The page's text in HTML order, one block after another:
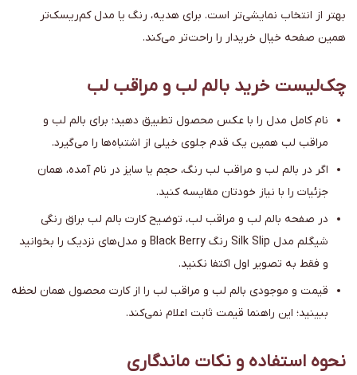
بهتر از انتخاب نمایشی‌تر است. برای هدیه، رنگ یا مدل کم‌ریسک‌تر
همین صفحه خیال خریدار را راحت‌تر می‌کند.
چک‌لیست خرید بالم لب و مراقب لب
نام کامل مدل را با عکس محصول تطبیق دهید؛ برای بالم لب و
مراقب لب همین یک قدم جلوی خیلی از اشتباه‌ها را می‌گیرد.
اگر در بالم لب و مراقب لب رنگ، حجم یا سایز در نام آمده، همان
جزئیات را با نیاز خودتان مقایسه کنید.
در صفحه بالم لب و مراقب لب، توضیح کارت بالم لب براق رنگی
شیگلم مدل Silk Slip رنگ Black Berry و مدل‌های نزدیک را بخوانید
و فقط به تصویر اول اکتفا نکنید.
قیمت و موجودی بالم لب و مراقب لب را از کارت محصول همان لحظه
ببینید؛ این راهنما قیمت ثابت اعلام نمی‌کند.
نحوه استفاده و نکات ماندگاری